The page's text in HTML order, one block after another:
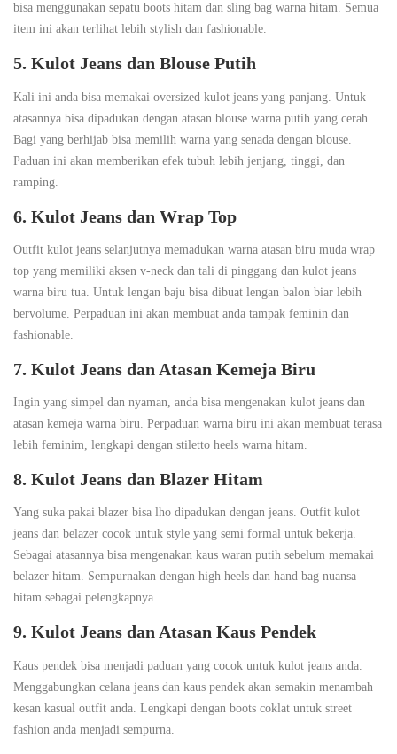
bisa menggunakan sepatu boots hitam dan sling bag warna hitam. Semua
item ini akan terlihat lebih stylish dan fashionable.
5. Kulot Jeans dan Blouse Putih
Kali ini anda bisa memakai oversized kulot jeans yang panjang. Untuk
atasannya bisa dipadukan dengan atasan blouse warna putih yang cerah.
Bagi yang berhijab bisa memilih warna yang senada dengan blouse.
Paduan ini akan memberikan efek tubuh lebih jenjang, tinggi, dan
ramping.
6. Kulot Jeans dan Wrap Top
Outfit kulot jeans selanjutnya memadukan warna atasan biru muda wrap
top yang memiliki aksen v-neck dan tali di pinggang dan kulot jeans
warna biru tua. Untuk lengan baju bisa dibuat lengan balon biar lebih
bervolume. Perpaduan ini akan membuat anda tampak feminin dan
fashionable.
7. Kulot Jeans dan Atasan Kemeja Biru
Ingin yang simpel dan nyaman, anda bisa mengenakan kulot jeans dan
atasan kemeja warna biru. Perpaduan warna biru ini akan membuat terasa
lebih feminim, lengkapi dengan stiletto heels warna hitam.
8. Kulot Jeans dan Blazer Hitam
Yang suka pakai blazer bisa lho dipadukan dengan jeans. Outfit kulot
jeans dan belazer cocok untuk style yang semi formal untuk bekerja.
Sebagai atasannya bisa mengenakan kaus waran putih sebelum memakai
belazer hitam. Sempurnakan dengan high heels dan hand bag nuansa
hitam sebagai pelengkapnya.
9. Kulot Jeans dan Atasan Kaus Pendek
Kaus pendek bisa menjadi paduan yang cocok untuk kulot jeans anda.
Menggabungkan celana jeans dan kaus pendek akan semakin menambah
kesan kasual outfit anda. Lengkapi dengan boots coklat untuk street
fashion anda menjadi sempurna.